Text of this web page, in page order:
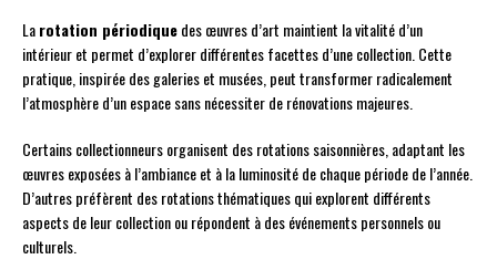
Larotation périodiquedes œuvres d’art maintient la vitalité d’un
intérieur et permet d’explorer différentes facettes d’une collection. Cette
pratique, inspirée des galeries et musées, peut transformer radicalement
l’atmosphère d’un espace sans nécessiter de rénovations majeures.
Certains collectionneurs organisent des rotations saisonnières, adaptant les
œuvres exposées à l’ambiance et à la luminosité de chaque période de l’année.
D’autres préfèrent des rotations thématiques qui explorent différents
aspects de leur collection ou répondent à des événements personnels ou
culturels.